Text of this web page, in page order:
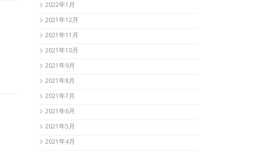
2022年1月
2021年12月
2021年11月
2021年10月
2021年9月
2021年8月
2021年7月
2021年6月
2021年5月
2021年4月